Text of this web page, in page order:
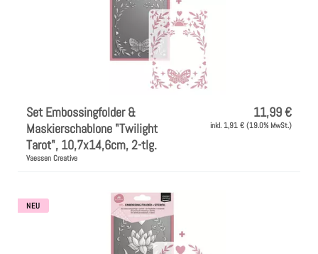
Set Embossingfolder &
Maskierschablone "Twilight
Tarot", 10,7x14,6cm, 2-tlg.
Vaessen Creative
11,99 €
inkl. 1,91 € (19.0% MwSt.)
NEU